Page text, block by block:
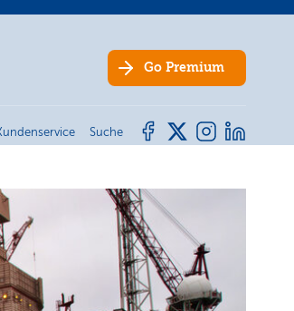
Go Premium
Suche